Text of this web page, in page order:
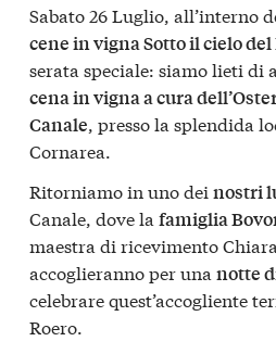
Sabato 26 Luglio, all’interno
cene in vigna Sotto il cielo del
serata speciale: siamo lieti di
cena in vigna a cura
Canale, presso la splendida
Cornarea.
Ritorniamo in uno dei nostri
Canale, dove la famiglia
maestra di ricevimento
accoglieranno per una notte
celebrare quest’accogliente
Roero.